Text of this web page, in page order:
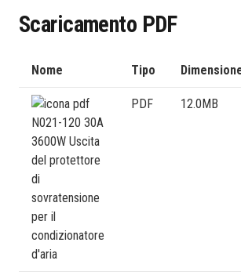
Scaricamento PDF
Nome Tipo
N021-120 30A
3600W Uscita
del protettore
di
sovratensione
per il
condizionatore
d'aria
PDF 12.0MB